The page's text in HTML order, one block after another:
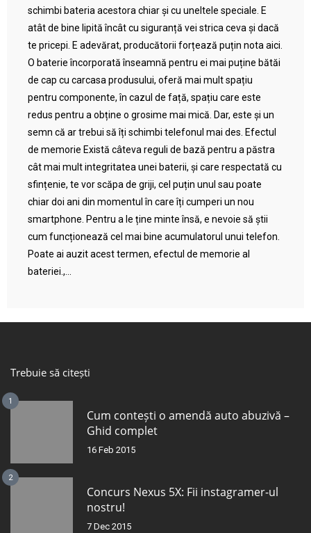
schimbi bateria acestora chiar și cu uneltele speciale. E
atât de bine lipită încât cu siguranță vei strica ceva și dacă
te pricepi. E adevărat, producătorii forțează puțin nota aici.
O baterie încorporată înseamnă pentru ei mai puține bătăi
de cap cu carcasa produsului, oferă mai mult spațiu
pentru componente, în cazul de față, spațiu care este
redus pentru a obține o grosime mai mică. Dar, este și un
semn că ar trebui să îți schimbi telefonul mai des. Efectul
de memorie Există câteva reguli de bază pentru a păstra
cât mai mult integritatea unei baterii, și care respectată cu
sfințenie, te vor scăpa de griji, cel puțin unul sau poate
chiar doi ani din momentul în care îți cumperi un nou
smartphone. Pentru a le ține minte însă, e nevoie să știi
cum funcționează cel mai bine acumulatorul unui telefon.
Poate ai auzit acest termen, efectul de memorie al
bateriei.,...
Trebuie să citești
1
Cum contești o amendă auto abuzivă –
Ghid complet
16 Feb 2015
2
Concurs Nexus 5X: Fii instagramer-ul
nostru!
7 Dec 2015